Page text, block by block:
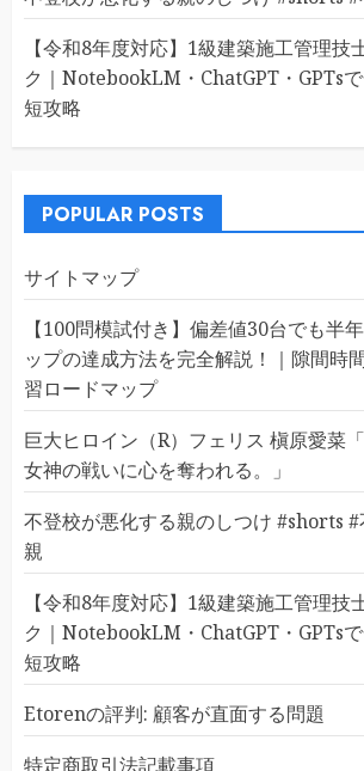
【令和8年度対応】1級建築施工管理技
ク｜NotebookLM・ChatGPT・GPTs
短攻略
POPULAR POSTS
サイトマップ
【100問模試付き】偏差値30台でも半
ップの達成方法を完全解説！｜隙間時
習ロードマップ
巨大ヒロイン（R）フェリス 槇原愛菜
女神の戦いに心を奪われる。」
不登校が悪化する親のしつけ #shorts
親
【令和8年度対応】1級建築施工管理技
ク｜NotebookLM・ChatGPT・GPTs
短攻略
Etorenの評判: 顧客が直面する問題
特定商取引法記載事項